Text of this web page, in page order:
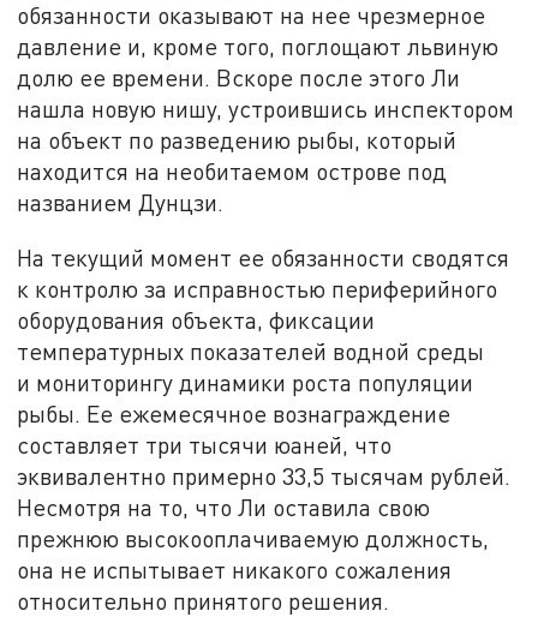
обязанности оказывают на нее чрезмерное
давление и, кроме того, поглощают львиную
долю ее времени. Вскоре после этого Ли
нашла новую нишу, устроившись инспектором
на объект по разведению рыбы, который
находится на необитаемом острове под
названием Дунцзи.
На текущий момент ее обязанности сводятся
к контролю за исправностью периферийного
оборудования объекта, фиксации
температурных показателей водной среды
и мониторингу динамики роста популяции
рыбы. Ее ежемесячное вознаграждение
составляет три тысячи юаней, что
эквивалентно примерно 33,5 тысячам рублей.
Несмотря на то, что Ли оставила свою
прежнюю высокооплачиваемую должность,
она не испытывает никакого сожаления
относительно принятого решения.